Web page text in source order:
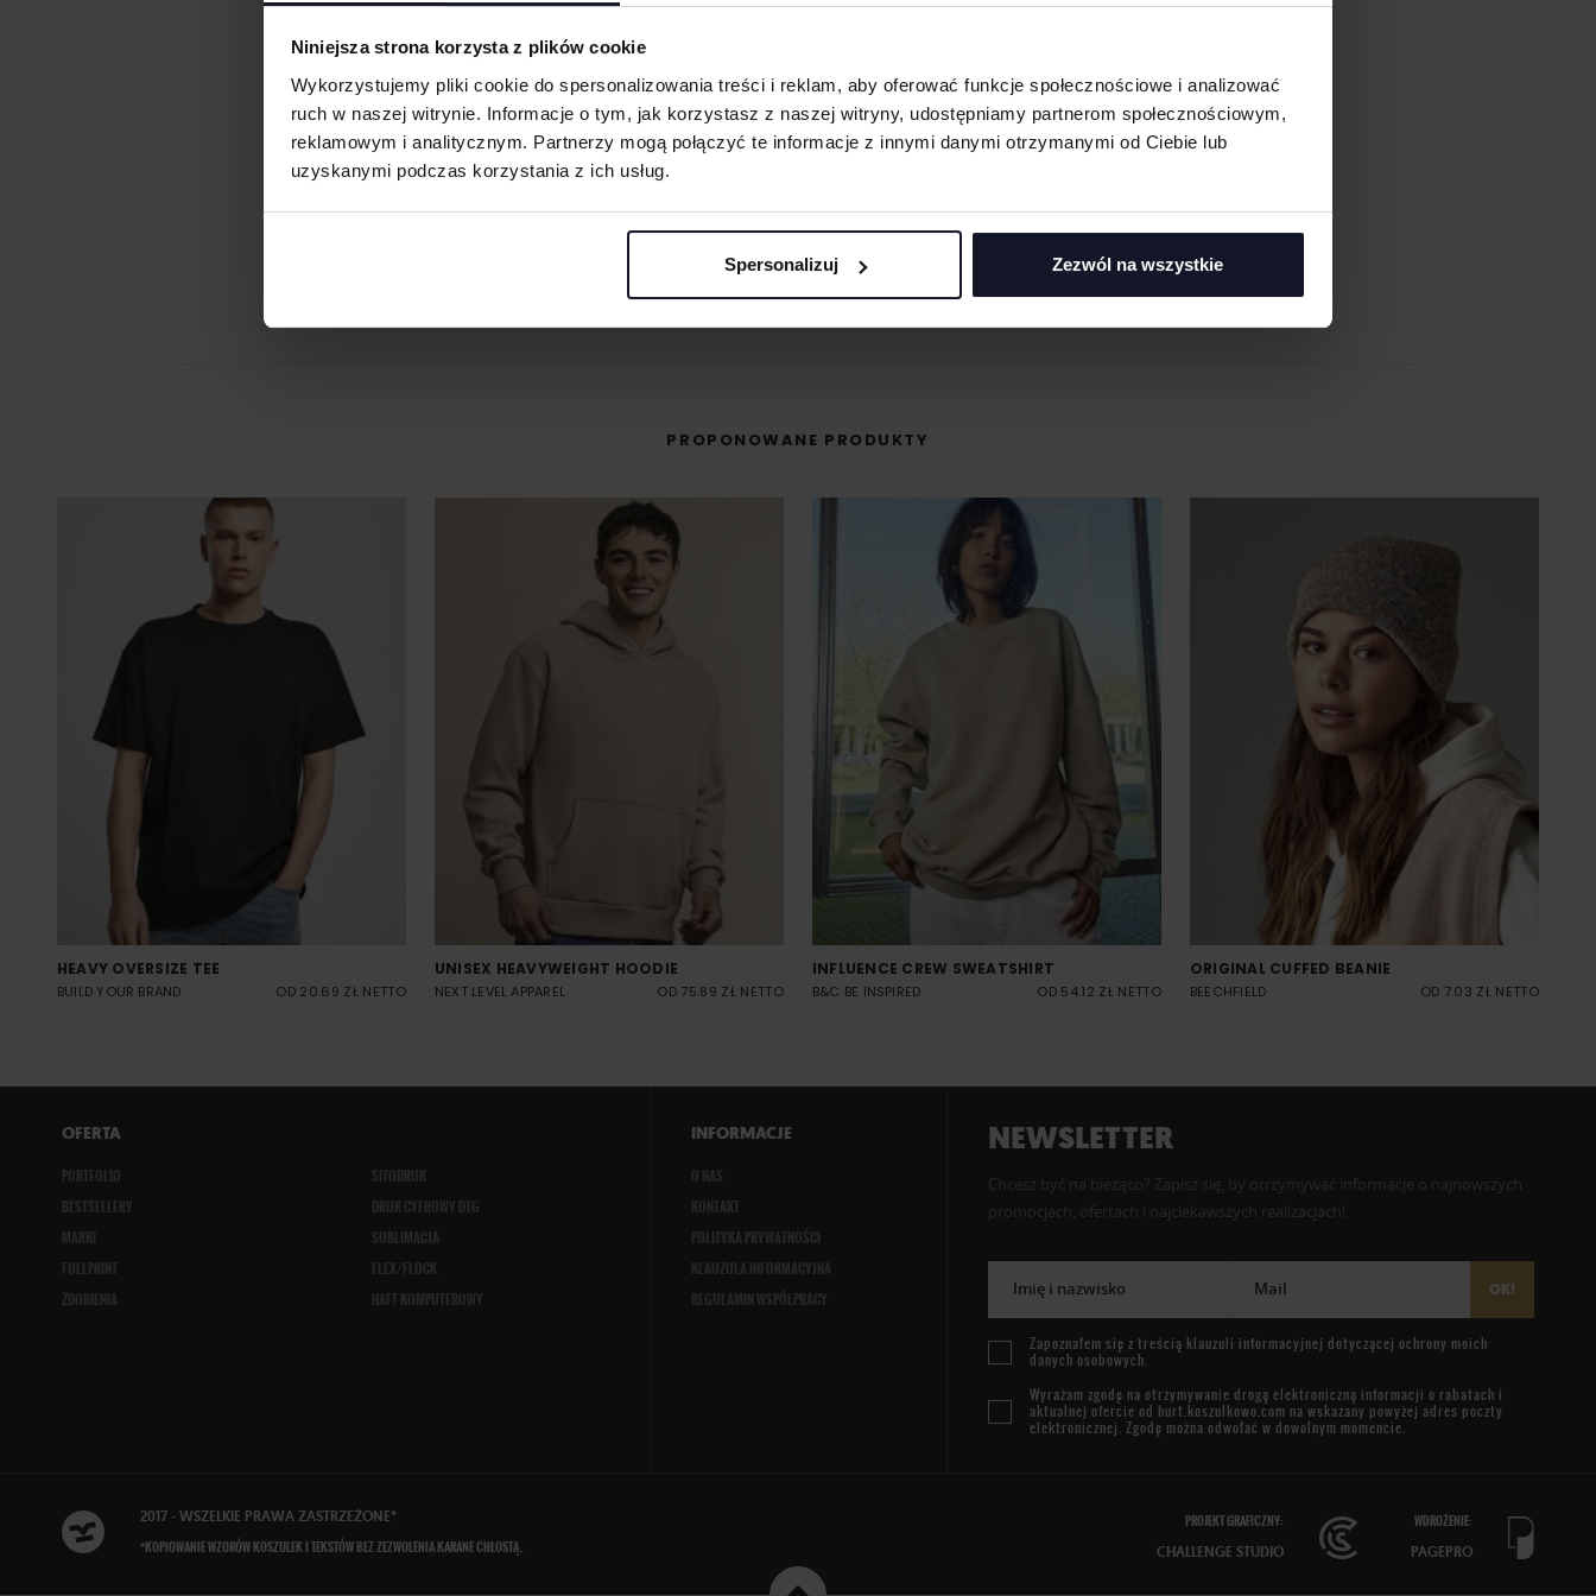
Niniejsza strona korzysta z plików cookie
Wykorzystujemy pliki cookie do spersonalizowania treści i reklam, aby oferować funkcje społecznościowe i analizować
ruch w naszej witrynie. Informacje o tym, jak korzystasz z naszej witryny, udostępniamy partnerom społecznościowym,
reklamowym i analitycznym. Partnerzy mogą połączyć te informacje z innymi danymi otrzymanymi od Ciebie lub
uzyskanymi podczas korzystania z ich usług.
Spersonalizuj Zezwól na wszystkie
Zdobienie przy pomocy folii flex lub flock pozwala na aplikację materiału wyciętego
przez ploter bezpośrednio na odzieży, koszulkach, torbach, parasolach, odzieży
bezpośredni nadruk z pliku cyfrowego na odzieży lub innym materiale.
FILM - https://www.youtube.com/watch?v=hQHB5Np5ooY
MASZ PYTANIA? ZAPYTAJ SPECJALISTĘ
Jeśli masz pytania odnośnie naszych produktów, zdobień lub współpracy, nasi
+48 733 904 144
ZAPYTANIA@KOSZULKOWO.COM
POPROŚ O WYCENĘ
PROPONOWANE PRODUKTY
HEAVY OVERSIZE TEE
BUILD YOUR BRAND OD 20.69 ZŁ NETTO
UNISEX HEAVYWEIGHT HOODIE
NEXT LEVEL APPAREL OD 75.89 ZŁ NETTO
INFLUENCE CREW SWEATSHIRT
B&C BE INSPIRED OD 54.12 ZŁ NETTO
ORIGINAL CUFFED BEANIE
BEECHFIELD OD 7.03 ZŁ NETTO
OFERTA
PORTFOLIO
BESTSELLERY
MARKI
FULLPRINT
ZDOBIENIA
SITODRUK
DRUK CYFROWY DTG
SUBLIMACJA
FLEX/FLOCK
HAFT KOMPUTEROWY
INFORMACJE
O NAS
KONTAKT
POLITYKA PRYWATNOŚCI
KLAUZULA INFORMACYJNA
REGULAMIN WSPÓŁPRACY
NEWSLETTER
Chcesz być na bieżąco? Zapisz się, by otrzymywać informacje o najnowszych
promocjach, ofertach i najciekawszych realizacjach!
Imię i nazwisko Mail OK!
Zapoznałem się z treścią klauzuli informacyjnej dotyczącej ochrony moich
danych osobowych.
Wyrażam zgodę na otrzymywanie drogą elektroniczną informacji o rabatach i
aktualnej ofercie od hurt.koszulkowo.com na wskazany powyżej adres poczty
elektronicznej. Zgodę można odwołać w dowolnym momencie.
2017 - WSZELKIE PRAWA ZASTRZEŻONE*
*KOPIOWANIE WZORÓW KOSZULEK I TEKSTÓW BEZ ZEZWOLENIA KARANE CHŁOSTĄ.
PROJEKT GRAFICZNY:
CHALLENGE STUDIO
WDROŻENIE:
PAGEPRO